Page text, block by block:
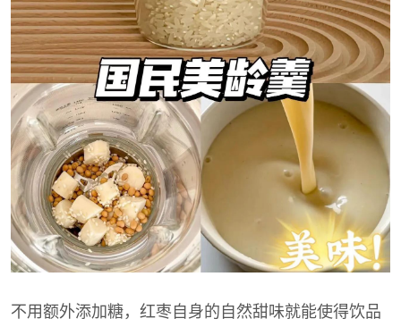
不用额外添加糖，红枣自身的自然甜味就能使得饮品